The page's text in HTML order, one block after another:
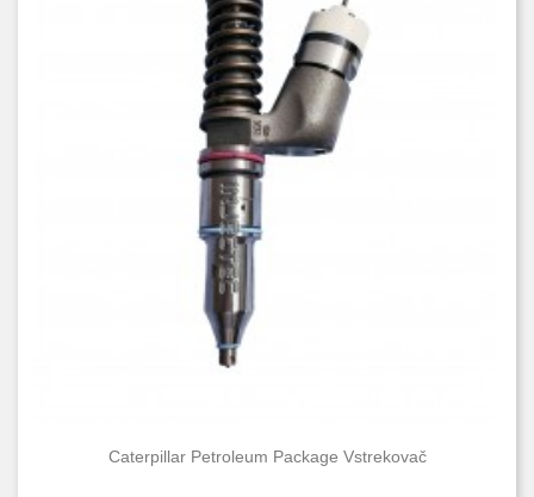
Caterpillar Petroleum Package Vstrekovač